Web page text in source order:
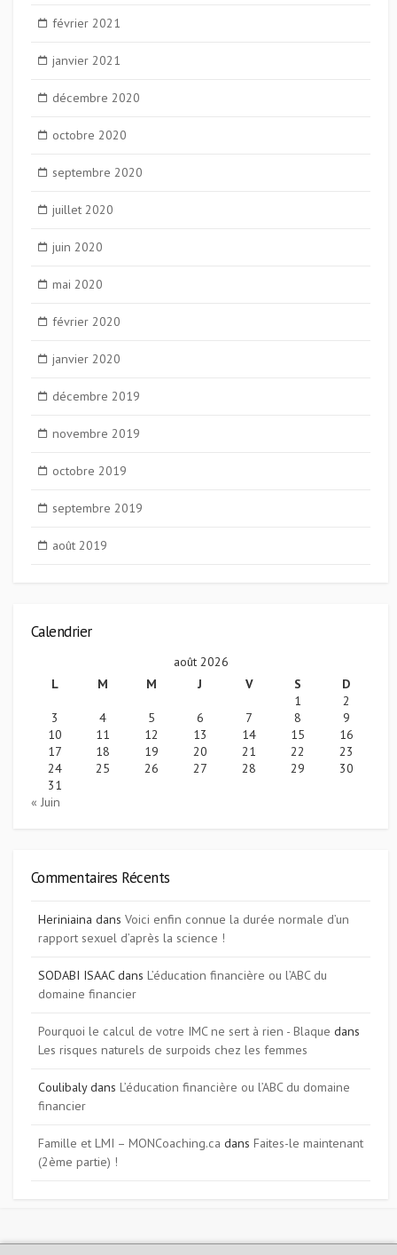
février 2021
janvier 2021
décembre 2020
octobre 2020
septembre 2020
juillet 2020
juin 2020
mai 2020
février 2020
janvier 2020
décembre 2019
novembre 2019
octobre 2019
septembre 2019
août 2019
Calendrier
août 2026
L
M M J V S
D
1
2
3
4 5 6 7 8
9
10
11 12 13 14 15
16
17
18 19 20 21 22
23
24
25 26 27 28 29
30
31
« Juin
Commentaires Récents
Heriniaina dans Voici enfin connue la durée normale d’un
rapport sexuel d’après la science !
SODABI ISAACdans L’éducation financière ou l’ABC du
domaine financier
Pourquoi le calcul de votre IMC ne sert à rien - Blaque dans
Les risques naturels de surpoids chez les femmes
Coulibalydans L’éducation financière ou l’ABC du domaine
financier
Famille et LMI – MONCoaching.ca dans Faites-le maintenant
(2ème partie) !